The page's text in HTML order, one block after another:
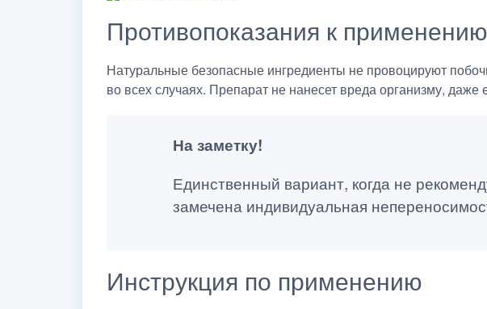
Противопоказания к применению
Натуральные безопасные ингредиенты не провоцируют
во всех случаях. Препарат не нанесет вреда организму, даже
На заметку!
Единственный вариант, когда не
замечена индивидуальная
Инструкция по применению